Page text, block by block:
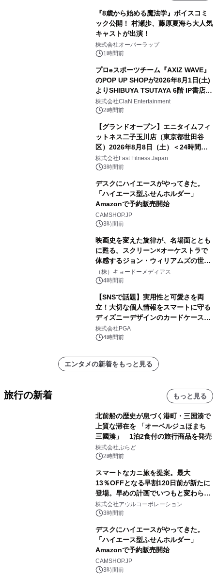
『8歳から始める魔法学』ボイスコミ
ック公開！ 村瀬歩、藤原夏海ら大人気
キャストが出演！
株式会社オーバーラップ
1時間前
プロeスポーツチーム『AXIZ WAVE』
のPOP UP SHOPが2026年8月1日(土)
よりSHIBUYA TSUTAYA 6階 IP書店で
開催決定！！
株式会社ClaN Entertainment
2時間前
【グランドオープン】エニタイムフィ
ットネス二子玉川店（東京都世田谷
区）2026年8月8日（土）＜24時間年
中無休のフィットネスジム＞
株式会社Fast Fitness Japan
3時間前
デスクにハイエースがやってきた。
「ハイエース型ふせんホルダー」
Amazonで予約販売開始
CAMSHOP.JP
3時間前
映画史を変えた旋律が、名場面ととも
に甦る。スクリーン×オーケストラで
体感するジョン・ウィリアムズの世
界。ジョン・ウィリアムズ：シネマ・
スペクタキュラー・コンサート 開催決
（株）キョードーメディアス
4時間前
【SNSで話題】実用性と可愛さを両
立！大切な個人情報をスマートに守る
ディズニーデザインのカードケースを
株式会社PGAが8月7日発売
株式会社PGA
4時間前
エンタメの新着をもっと見る
旅行の新着 もっと見る
北前船の歴史が息づく港町・三国湊で
上質な滞在を 「オーベルジュほまち
三國湊」 1泊2食付の旅行商品を発売
株式会社ぷらど
2時間前
スマートなカニ旅を提案。最大
13％OFFとなる早割120日前が新たに
登場。早めの計画でいつもと変わらぬ
大人の冬旅を。ー夕日ヶ浦温泉「佳松
苑 別邸ふうか」ー
株式会社アウルコーポレーション
3時間前
デスクにハイエースがやってきた。
「ハイエース型ふせんホルダー」
Amazonで予約販売開始
CAMSHOP.JP
3時間前